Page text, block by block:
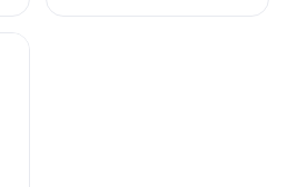
høybalys for